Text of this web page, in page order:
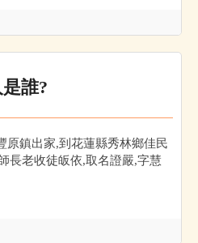
誰?
原鎮出家,到花蓮縣秀林鄉佳民
長老收徒皈依,取名證嚴,字慧